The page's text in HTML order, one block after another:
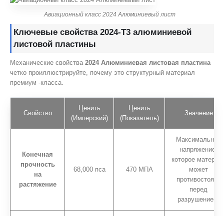
Авиационный класс 2024 Алюминиевый лист
Ключевые свойства 2024-T3 алюминиевой
листовой пластины
Механические свойства 2024 Алюминиевая листовая пластина
четко проиллюстрируйте, почему это структурный материал
премиум -класса.
Свойство
Ценить
(Имперский)
Ценить
(Показатель)
Значение
Конечная
прочность
на
растяжение
68,000 пса 470 МПА
Максимальное
напряжение,
которое
может
противостоять
перед
разрушением.